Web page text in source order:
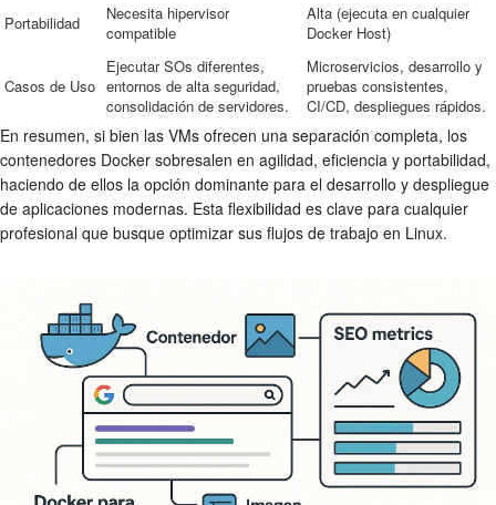
Portabilidad
Necesita hipervisor
compatible
Alta (ejecuta en cualquier
Docker Host)
Casos de Uso
Ejecutar SOs diferentes,
entornos de alta seguridad,
consolidación de servidores.
Microservicios, desarrollo y
pruebas consistentes,
CI/CD, despliegues rápidos.
En resumen, si bien las VMs ofrecen una separación completa, los
contenedores Docker sobresalen en agilidad, eficiencia y portabilidad,
haciendo de ellos la opción dominante para el desarrollo y despliegue
de aplicaciones modernas. Esta flexibilidad es clave para cualquier
profesional que busque optimizar sus flujos de trabajo en Linux.